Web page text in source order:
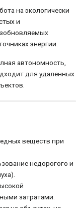
на экологически
и
энергии.
автономность,
для удаленных
веществ при
недорогого и
затратами.